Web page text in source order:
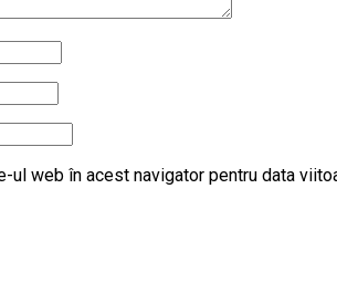
ul web în acest navigator pentru data